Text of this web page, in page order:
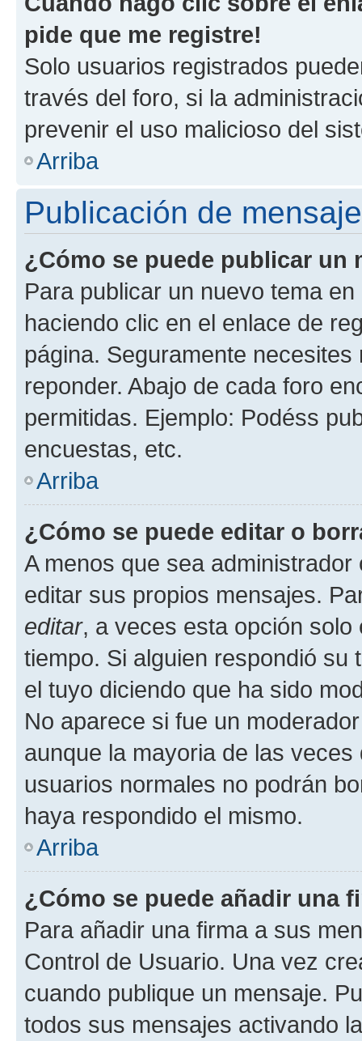
pide que me registre!
Solo usuarios registrados
través del foro, si la
prevenir el uso malicioso del
Arriba
Publicación de
¿Cómo se puede publicar un
Para publicar un nuevo tema
haciendo clic en el enlace de
página. Seguramente
reponder. Abajo de cada foro
permitidas. Ejemplo: Podéss
encuestas, etc.
Arriba
¿Cómo se puede editar o
A menos que sea
editar sus propios mensajes.
editar, a veces esta opción
tiempo. Si alguien respondió
el tuyo diciendo que ha sido
No aparece si fue un
aunque la mayoria de las
usuarios normales no podrán
haya respondido el mismo.
Arriba
¿Cómo se puede añadir una
Para añadir una firma a sus
Control de Usuario. Una vez
cuando publique un mensaje.
todos sus mensajes activando